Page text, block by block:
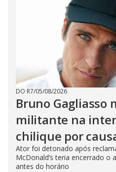
DO R7/05/08/2026
Bruno Gagliasso
militante na
chilique por
Ator foi detonado após
McDonald’s teria encerrado o
antes do horário